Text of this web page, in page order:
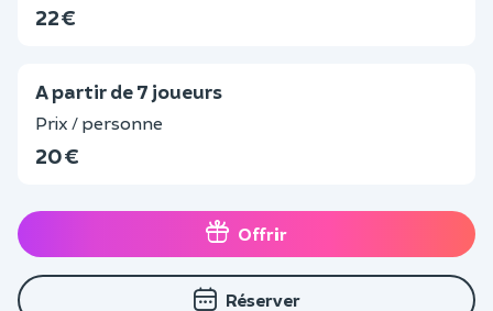
22 €
A partir de 7 joueurs
Prix / personne
20 €
Offrir
Réserver